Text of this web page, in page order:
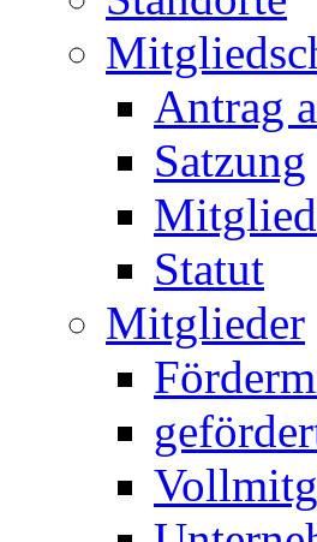
Antrag
Satzung
Statut
Mitglieder